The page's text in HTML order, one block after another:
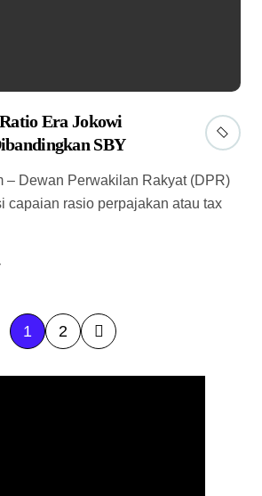
Era Jokowi
SBY
capaian rasio perpajakan atau tax
P
a
1 2